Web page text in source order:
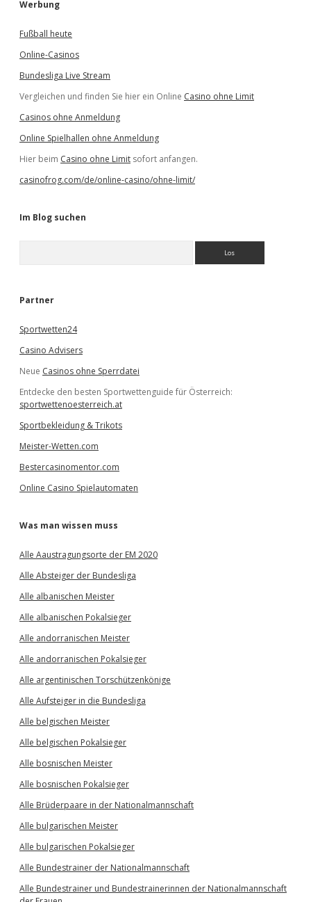
Werbung
Fußball heute
Online-Casinos
Bundesliga Live Stream
Vergleichen und finden Sie hier ein Online Casino ohne Limit
Casinos ohne Anmeldung
Online Spielhallen ohne Anmeldung
Hier beim Casino ohne Limit sofort anfangen.
casinofrog.com/de/online-casino/ohne-limit/
Im Blog suchen
e
Partner
Sportwetten24
Casino Advisers
Neue Casinos ohne Sperrdatei
Entdecke den besten Sportwettenguide für Österreich:
sportwettenoesterreich.at
Sportbekleidung & Trikots
Meister-Wetten.com
Bestercasinomentor.com
Online Casino Spielautomaten
Was man wissen muss
Alle Aaustragungsorte der EM 2020
Alle Absteiger der Bundesliga
Alle albanischen Meister
Alle albanischen Pokalsieger
Alle andorranischen Meister
Alle andorranischen Pokalsieger
Alle argentinischen Torschützenkönige
Alle Aufsteiger in die Bundesliga
Alle belgischen Meister
Alle belgischen Pokalsieger
Alle bosnischen Meister
Alle bosnischen Pokalsieger
Alle Brüderpaare in der Nationalmannschaft
Alle bulgarischen Meister
Alle bulgarischen Pokalsieger
Alle Bundestrainer der Nationalmannschaft
Alle Bundestrainer und Bundestrainerinnen der Nationalmannschaft